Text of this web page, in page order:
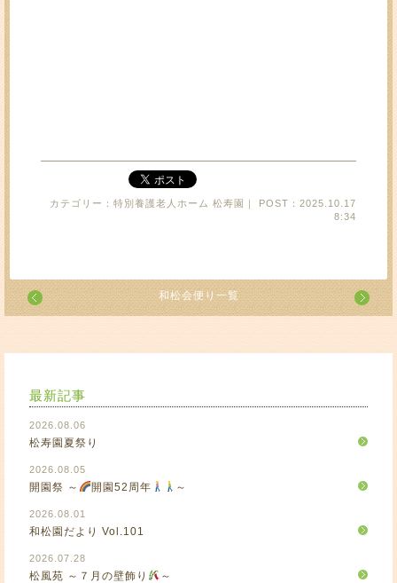
カテゴリー：特別養護老人ホーム 松寿園｜ POST：2025.10.17
8:34
和松会便り一覧
最新記事
2026.08.06
松寿園夏祭り
2026.08.05
開園祭 ～ 開園52周年 ～
2026.08.01
和松園だより Vol.101
2026.07.28
松風苑 ～７月の壁飾り ～